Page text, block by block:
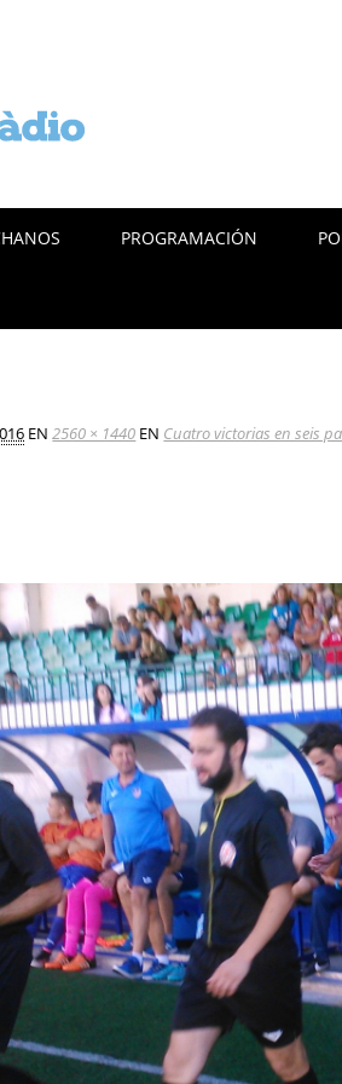
PROGRAMACIÓN
EN2560 × 1440 EN Cuatro victorias en seis